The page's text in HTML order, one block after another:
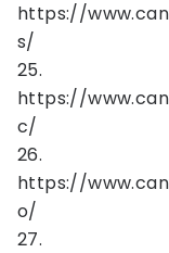
https://
s/
25.
https://
c/
26.
https://
o/
27.